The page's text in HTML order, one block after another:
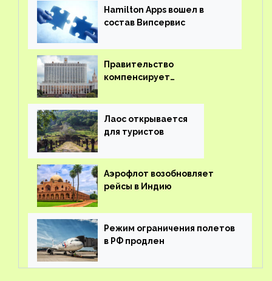
Hamilton Apps вошел в
состав Випсервис
Правительство
компенсирует
вывоз россиян из-за рубежа
Лаос открывается
для туристов
Аэрофлот возобновляет
рейсы в Индию
Режим ограничения полетов
в РФ продлен